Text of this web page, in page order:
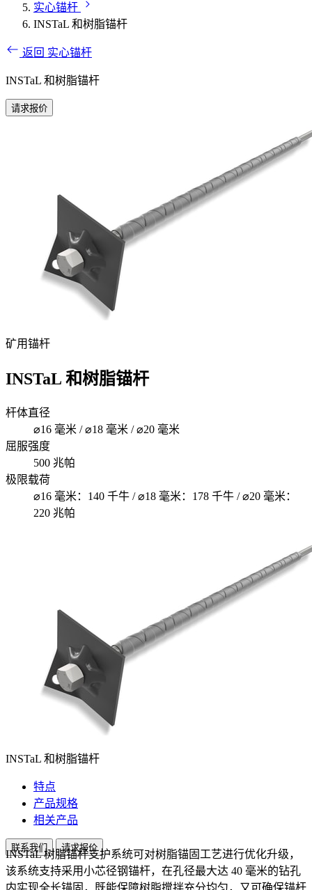
实心锚杆
INSTaL 和树脂锚杆
返回 实心锚杆
INSTaL 和树脂锚杆
请求报价
矿用锚杆
INSTaL 和树脂锚杆
杆体直径
⌀16 毫米 / ⌀18 毫米 / ⌀20 毫米
屈服强度
500 兆帕
极限载荷
⌀16 毫米：140 千牛 / ⌀18 毫米：178 千牛 / ⌀20 毫米：
220 兆帕
INSTaL 和树脂锚杆
特点
产品规格
相关产品
联系我们 请求报价
INSTaL 树脂锚杆支护系统可对树脂锚固工艺进行优化升级，
该系统支持采用小芯径钢锚杆，在孔径最大达 40 毫米的钻孔
内实现全长锚固，既能保障树脂搅拌充分均匀，又可确保锚杆